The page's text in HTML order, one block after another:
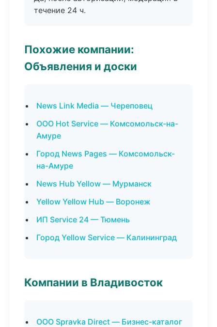
течение 24 ч.
Похожие компании:
Объявления и доски
News Link Media — Череповец
ООО Hot Service — Комсомольск-на-
Амуре
Город News Pages — Комсомольск-
на-Амуре
News Hub Yellow — Мурманск
Yellow Yellow Hub — Воронеж
ИП Service 24 — Тюмень
Город Yellow Service — Калининград
Компании в Владивосток
ООО Spravka Direct — Бизнес-каталог